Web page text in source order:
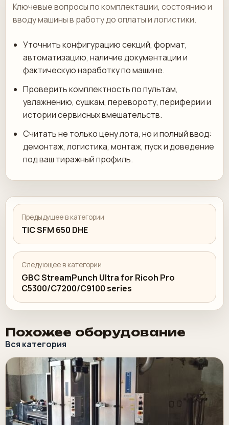
Ключевые вопросы по комплектации, состоянию и
вводу машины в работу до оплаты и логистики.
Уточнить конфигурацию секций, формат,
автоматизацию, наличие документации и
фактическую наработку по машине.
Проверить комплектность по пультам,
увлажнению, сушкам, перевороту, периферии и
истории сервисных вмешательств.
Считать не только цену лота, но и полный ввод:
демонтаж, логистика, монтаж, пуск и доведение
под ваш тиражный профиль.
Предыдущее в категории
TIC SFM 650 DHE
Следующее в категории
GBC StreamPunch Ultra for Ricoh Pro
C5300/C7200/C9100 series
Похожее оборудование
Вся категория